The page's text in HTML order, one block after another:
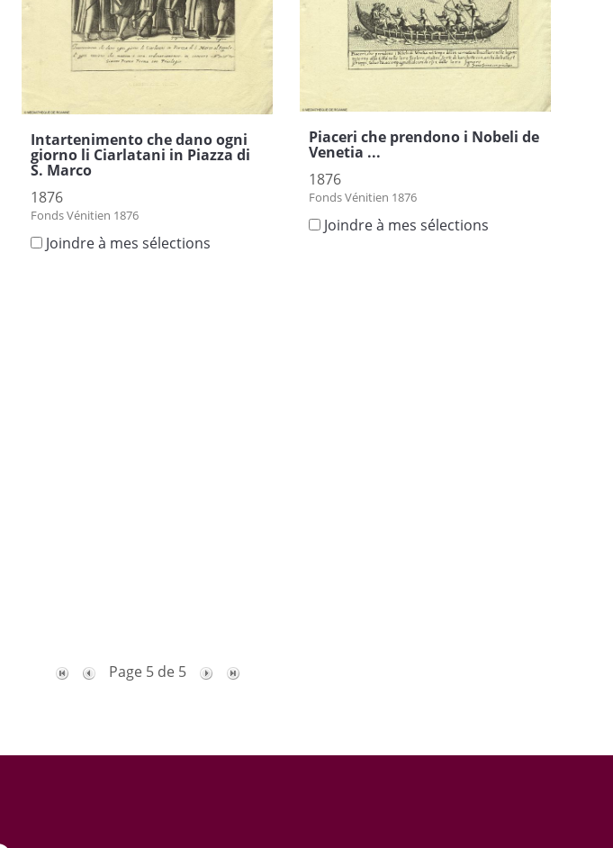
Intartenimento che dano ogni
giorno li Ciarlatani in Piazza di
S. Marco
1876
Fonds Vénitien 1876
Joindre à mes sélections
Piaceri che prendono i Nobeli de
Venetia ...
1876
Fonds Vénitien 1876
Joindre à mes sélections
Page 5 de 5